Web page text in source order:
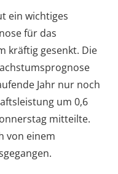
ein wichtiges
für das
kräftig gesenkt. Die
Jahr nur noch
um 0,6
mitteilte.
von einem